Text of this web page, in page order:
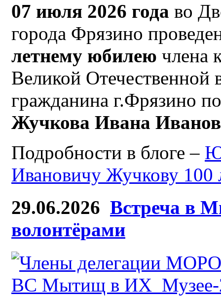
07 июля 2026 года во
города Фрязино
летнему юбилею члена
Великой Отечественной
гражданина г.Фрязино
Жучкова Ивана
Подробности в блоге –
Ивановичу Жучкову 100
29.06.2026 Встреча в
волонтёрами